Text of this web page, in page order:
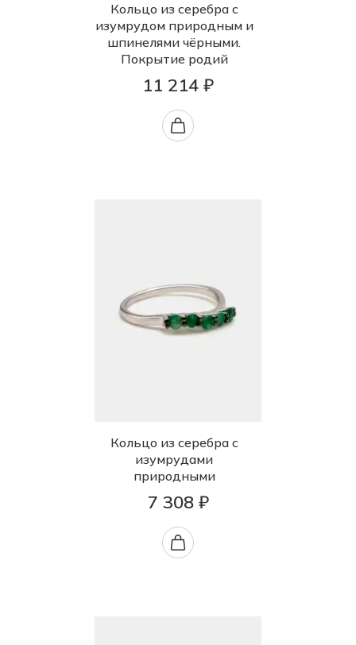
Кольцо из серебра с
изумрудом природным и
шпинелями чёрными.
Покрытие родий
11 214 ₽
Кольцо из серебра с
изумрудами
природными
7 308 ₽